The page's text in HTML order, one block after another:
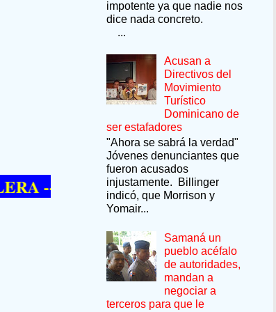
PASAR UN
impotente ya que nadie nos
dice nada concreto.
...
Acusan a
Directivos del
Movimiento
Turístico
Dominicano de
ser estafadores
"Ahora se sabrá la verdad"
Jóvenes denunciantes que
fueron acusados
injustamente. Billinger
indicó, que Morrison y
Yomair...
Samaná un
pueblo acéfalo
de autoridades,
mandan a
negociar a
terceros para que le